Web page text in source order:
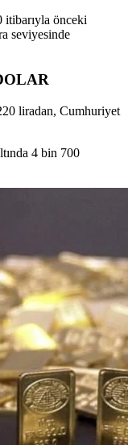
itibarıyla önceki
seviyesinde
liradan, Cumhuriyet
4 bin 700